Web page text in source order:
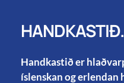
Handkastið er
íslenskan og erlendan